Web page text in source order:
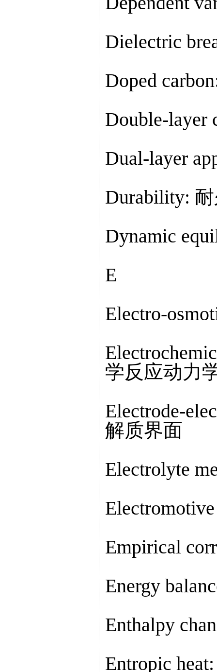
Dielectric
Doped
Double-layer
Dual-layer
Durability:
Dynamic
E
Electro-
学反应动力
Electrode-
解质界面
Electrolyte
Empirical
Energy
Enthalpy
Entropic